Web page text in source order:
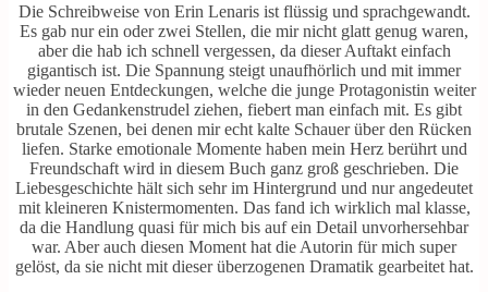
Die Schreibweise von Erin Lenaris ist flüssig und sprachgewandt.
Es gab nur ein oder zwei Stellen, die mir nicht glatt genug waren,
aber die hab ich schnell vergessen, da dieser Auftakt einfach
gigantisch ist. Die Spannung steigt unaufhörlich und mit immer
wieder neuen Entdeckungen, welche die junge Protagonistin weiter
in den Gedankenstrudel ziehen, fiebert man einfach mit. Es gibt
brutale Szenen, bei denen mir echt kalte Schauer über den Rücken
liefen. Starke emotionale Momente haben mein Herz berührt und
Freundschaft wird in diesem Buch ganz groß geschrieben. Die
Liebesgeschichte hält sich sehr im Hintergrund und nur angedeutet
mit kleineren Knistermomenten. Das fand ich wirklich mal klasse,
da die Handlung quasi für mich bis auf ein Detail unvorhersehbar
war. Aber auch diesen Moment hat die Autorin für mich super
gelöst, da sie nicht mit dieser überzogenen Dramatik gearbeitet hat.